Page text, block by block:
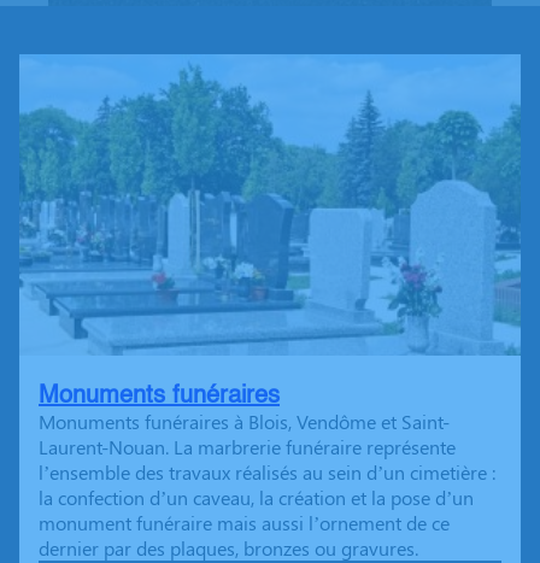
Monuments funéraires
Monuments funéraires à Blois, Vendôme et Saint-
Laurent-Nouan. La marbrerie funéraire représente
l’ensemble des travaux réalisés au sein d’un cimetière :
la confection d’un caveau, la création et la pose d’un
monument funéraire mais aussi l’ornement de ce
dernier par des plaques, bronzes ou gravures.